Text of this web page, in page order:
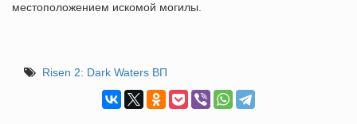
местоположением искомой могилы.
Risen 2: Dark Waters ВП